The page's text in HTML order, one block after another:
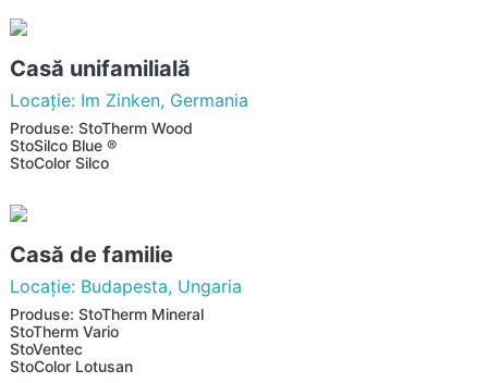
Casă unifamilială
Locaţie: Im Zinken, Germania
Produse: StoTherm Wood
StoSilco Blue ®
StoColor Silco
Casă de familie
Locaţie: Budapesta, Ungaria
Produse: StoTherm Mineral
StoTherm Vario
StoVentec
StoColor Lotusan